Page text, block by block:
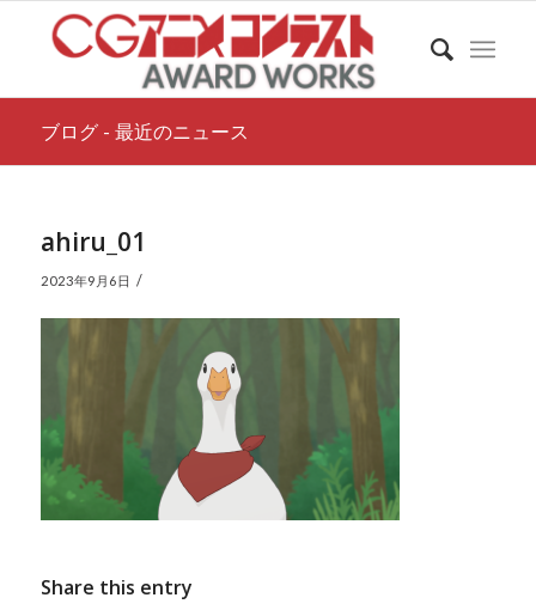
ブログ - 最近のニュース
ahiru_01
2023年9月6日 /
Share this entry